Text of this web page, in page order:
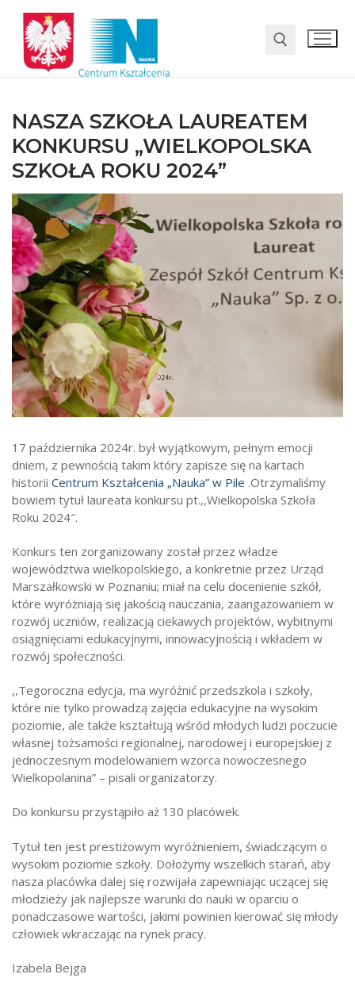
O nas
Oferta
LO SMS Talent
Strefa rodzica
Strefa ucznia
Bursa/Internat
Oferty pracy dla pracowników
Zadania realizowane z budżetu państwa
NASZA SZKOŁA LAUREATEM
KONKURSU „WIELKOPOLSKA
SZKOŁA ROKU 2024”
17 października 2024r. był wyjątkowym, pełnym emocji
dniem, z pewnością takim który zapisze się na kartach
historii Centrum Kształcenia „Nauka” w Pile .Otrzymaliśmy
bowiem tytuł laureata konkursu pt.,,Wielkopolska Szkoła
Roku 2024″.
Konkurs ten zorganizowany został przez władze
województwa wielkopolskiego, a konkretnie przez Urząd
Marszałkowski w Poznaniu; miał na celu docenienie szkół,
które wyróżniają się jakością nauczania, zaangażowaniem w
rozwój uczniów, realizacją ciekawych projektów, wybitnymi
osiągnięciami edukacyjnymi, innowacyjnością i wkładem w
rozwój społeczności.
,,Tegoroczna edycja, ma wyróżnić przedszkola i szkoły,
które nie tylko prowadzą zajęcia edukacyjne na wysokim
poziomie, ale także kształtują wśród młodych ludzi poczucie
własnej tożsamości regionalnej, narodowej i europejskiej z
jednoczesnym modelowaniem wzorca nowoczesnego
Wielkopolanina” – pisali organizatorzy.
Do konkursu przystąpiło aż 130 placówek.
Tytuł ten jest prestiżowym wyróżnieniem, świadczącym o
wysokim poziomie szkoły. Dołożymy wszelkich starań, aby
nasza placówka dalej się rozwijała zapewniając uczącej się
młodzieży jak najlepsze warunki do nauki w oparciu o
ponadczasowe wartości, jakimi powinien kierować się młody
człowiek wkraczając na rynek pracy.
Izabela Bejga